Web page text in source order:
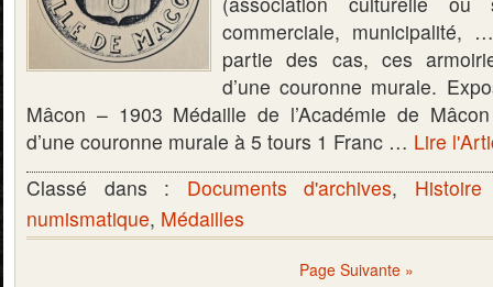
commerciale, municipalité,
partie des cas, ces
d’une couronne murale.
Mâcon – 1903 Médaille de l’Académie de
d’une couronne murale à 5 tours 1 Franc … Lire
Classé dans : Documents d'archives,
numismatique, Médailles
Page Suivante »